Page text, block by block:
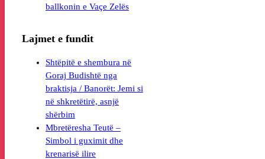
ballkonin e Vaçe Zelës‏
Lajmet e fundit
Shtëpitë e shembura në
Goraj Budishtë nga
braktisja / Banorët: Jemi si
në shkretëtirë, asnjë
shërbim
Mbretëresha Teutë –
Simbol i guximit dhe
krenarisë ilire